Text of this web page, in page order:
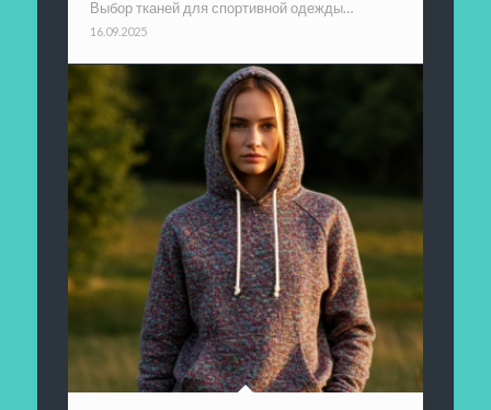
Выбор тканей для спортивной одежды…
16.09.2025